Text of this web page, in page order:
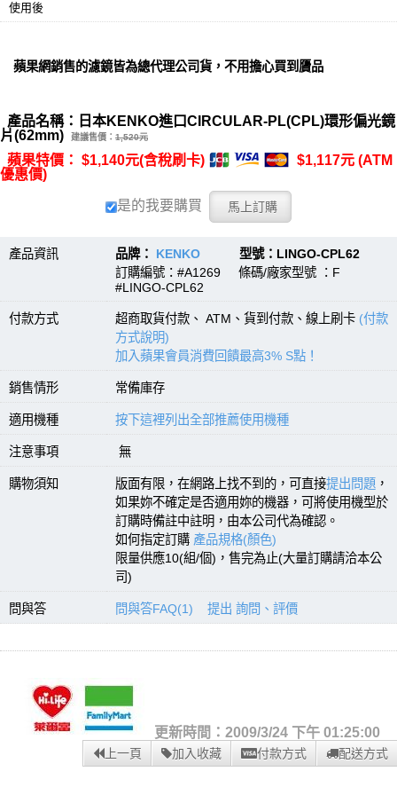
使用後
蘋果網銷售的濾鏡皆為總代理公司貨，不用擔心買到贗品
產品名稱：日本KENKO進口CIRCULAR-PL(CPL)環形偏光鏡
片(62mm)
建議售價： 1,520元
蘋果特價： $1,140元(含稅刷卡)
$1,117元 (ATM
優惠價)
是的我要購買
產品資訊 品牌： KENKO 型號：LINGO-CPL62
訂購編號：#A1269 條碼/廠家型號 ：F
#LINGO-CPL62
付款方式 超商取貨付款、 ATM、貨到付款、線上刷卡 (付款
方式說明)
加入蘋果會員消費回饋最高3% S點！
銷售情形 常備庫存
適用機種 按下這裡列出全部推薦使用機種
注意事項 無
購物須知 版面有限，在網路上找不到的，可直接提出問題 ，
如果妳不確定是否適用妳的機器，可將使用機型於
訂購時備註中註明，由本公司代為確認。
如何指定訂購 產品規格(顏色)
限量供應10(組/個)，售完為止(大量訂購請洽本公
司)
問與答 問與答FAQ(1) 提出 詢問、評價
更新時間：2009/3/24 下午 01:25:00
上一頁 加入收藏 付款方式 配送方式